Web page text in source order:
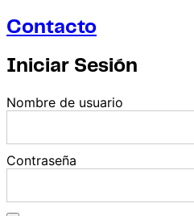
Contacto
Iniciar Sesión
Nombre de usuario
Contraseña